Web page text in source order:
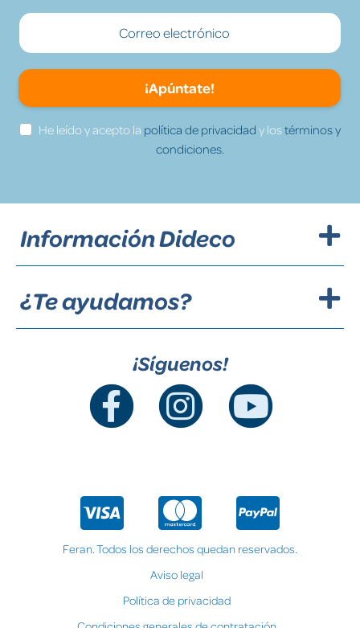
¡Apúntate!
He leído y acepto la política de privacidad y lostérminos y
condiciones.
Información Dideco
¿Te ayudamos?
¡Síguenos!
Feran. Todos los derechos quedan reservados.
Aviso legal
Política de privacidad